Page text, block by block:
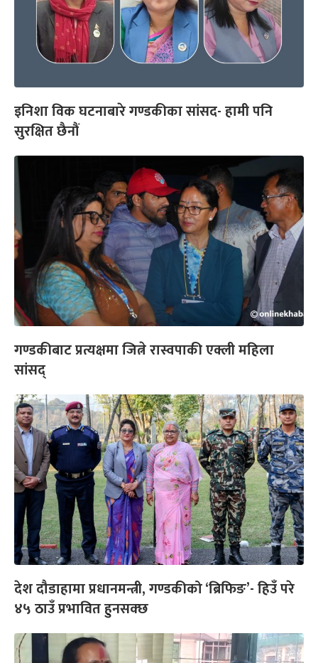
इनिशा विक घटनाबारे गण्डकीका सांसद- हामी पनि
सुरक्षित छैनौं
गण्डकीबाट प्रत्यक्षमा जित्ने रास्वपाकी एक्ली महिला
सांसद्
देश दौडाहामा प्रधानमन्त्री, गण्डकीको ‘ब्रिफिङ’- हिउँ परे
४५ ठाउँ प्रभावित हुनसक्छ